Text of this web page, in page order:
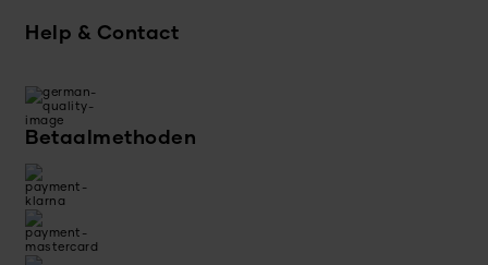
Help & Contact
Betaalmethoden